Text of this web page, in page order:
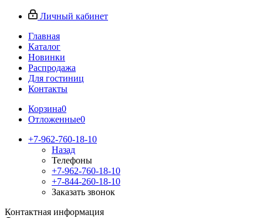
Личный кабинет
Главная
Каталог
Новинки
Распродажа
Для гостиниц
Контакты
Корзина0
Отложенные0
+7-962-760-18-10
Назад
Телефоны
+7-962-760-18-10
+7-844-260-18-10
Заказать звонок
Контактная информация